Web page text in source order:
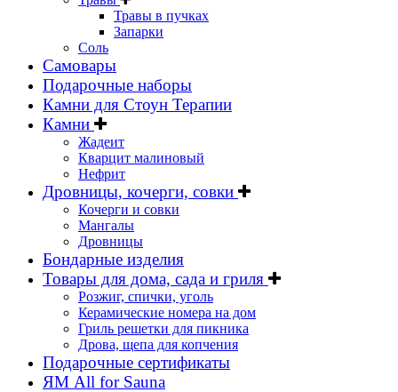
Травы в пучках
Запарки
Соль
Самовары
Подарочные наборы
Камни для Стоун Терапии
Камни
Жадеит
Кварцит малиновый
Нефрит
Дровницы, кочерги, совки
Кочерги и совки
Мангалы
Дровницы
Бондарные изделия
Товары для дома, сада и гриля
Розжиг, спички, уголь
Керамические номера на дом
Гриль решетки для пикника
Дрова, щепа для копчения
Подарочные сертификаты
ЯМ All for Sauna